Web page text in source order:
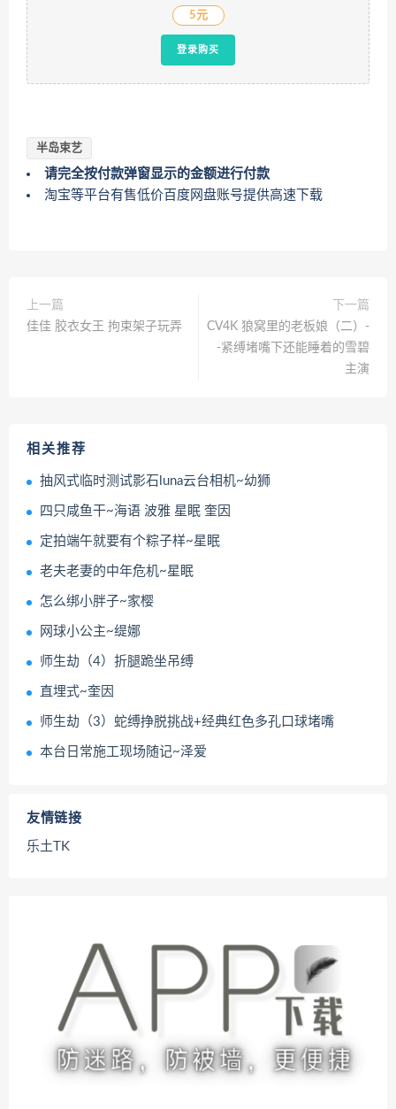
5元
登录购买
半岛束艺
请完全按付款弹窗显示的金额进行付款
淘宝等平台有售低价百度网盘账号提供高速下载
上一篇
佳佳 胶衣女王 拘束架子玩弄
下一篇
CV4K 狼窝里的老板娘（二）-
-紧缚堵嘴下还能睡着的雪碧
主演
相关推荐
抽风式临时测试影石luna云台相机~幼狮
四只咸鱼干~海语 波雅 星眠 奎因
定拍端午就要有个粽子样~星眠
老夫老妻的中年危机~星眠
怎么绑小胖子~家樱
网球小公主~缇娜
师生劫（4）折腿跪坐吊缚
直埋式~奎因
师生劫（3）蛇缚挣脱挑战+经典红色多孔口球堵嘴
本台日常施工现场随记~泽爱
友情链接
乐土TK